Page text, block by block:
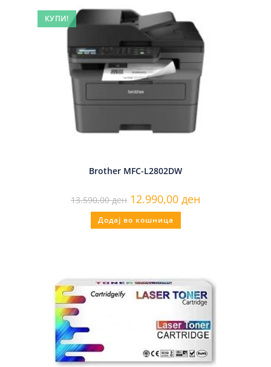
КУПИ!
Brother MFC-L2802DW
13.590,00ден 12.990,00 ден
Додај во кошница